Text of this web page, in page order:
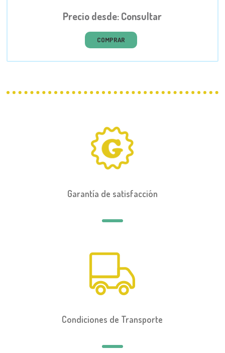
Precio desde: Consultar
COMPRAR
Garantía de satisfacción
Condiciones de Transporte